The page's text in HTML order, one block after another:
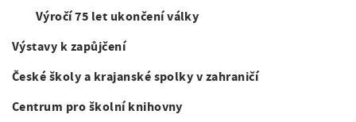
g
a
t
Výročí 75 let ukončení války
Výstavy k zapůjčení
České školy a krajanské spolky v zahraničí
Centrum pro školní knihovny